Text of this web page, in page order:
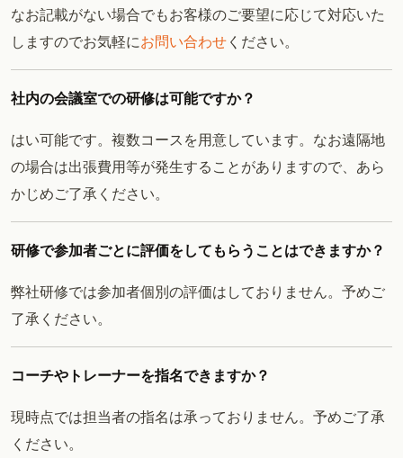
なお記載がない場合でもお客様のご要望に応じて対応いた
しますのでお気軽にお問い合わせ ください。
社内の会議室での研修は可能ですか？
はい可能です。複数コースを用意しています。なお遠隔地
の場合は出張費用等が発生することがありますので、あら
かじめご了承ください。
研修で参加者ごとに評価をしてもらうことはできますか？
弊社研修では参加者個別の評価はしておりません。予めご
了承ください。
コーチやトレーナーを指名できますか？
現時点では担当者の指名は承っておりません。予めご了承
ください。